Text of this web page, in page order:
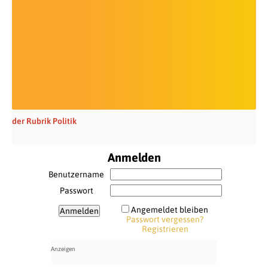
der Rubrik Politik
Anmelden
Benutzername
Passwort
Angemeldet bleiben
Passwort vergessen?
Registrieren